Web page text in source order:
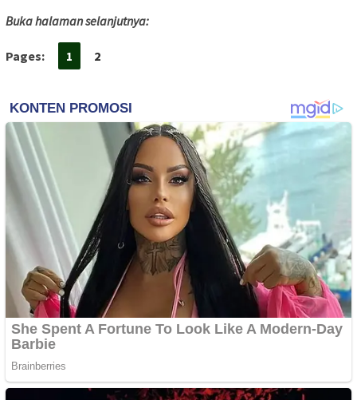
Buka halaman selanjutnya:
Pages: 1 2